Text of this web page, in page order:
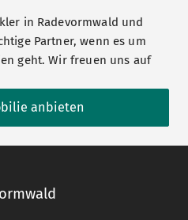
in Radevormwald und
Partner, wenn es um
geht. Wir freuen uns auf
anbieten